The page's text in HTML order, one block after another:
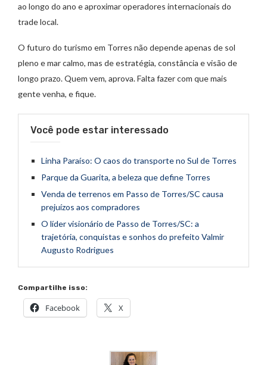
ao longo do ano e aproximar operadores internacionais do
trade local.
O futuro do turismo em Torres não depende apenas de sol
pleno e mar calmo, mas de estratégia, constância e visão de
longo prazo. Quem vem, aprova. Falta fazer com que mais
gente venha, e fique.
Você pode estar interessado
Linha Paraíso: O caos do transporte no Sul de Torres
Parque da Guarita, a beleza que define Torres
Venda de terrenos em Passo de Torres/SC causa
prejuízos aos compradores
O líder visionário de Passo de Torres/SC: a
trajetória, conquistas e sonhos do prefeito Valmir
Augusto Rodrigues
Compartilhe isso:
Facebook X